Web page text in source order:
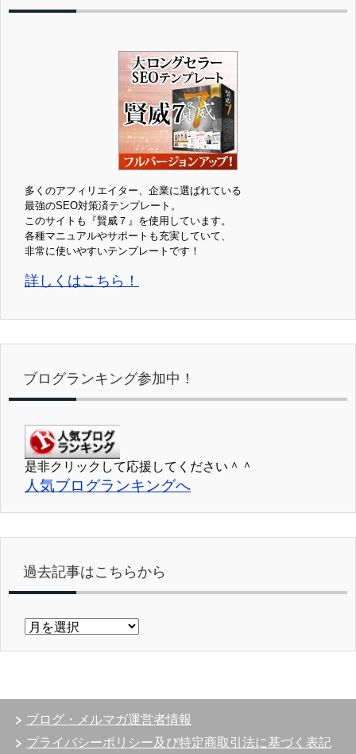
多くのアフィリエイター、企業に選ばれている
最強のSEO対策済テンプレート。
このサイトも『賢威７』を使用しています。
各種マニュアルやサポートも充実していて、
非常に使いやすいテンプレートです！
詳しくはこちら！
ブログランキング参加中！
是非クリックして応援してください＾＾
人気ブログランキングへ
過去記事はこちらから
過
ち
ら
ブログ・メルマガ運営者情報
プライバシーポリシー及び特定商取引法に基づく表記